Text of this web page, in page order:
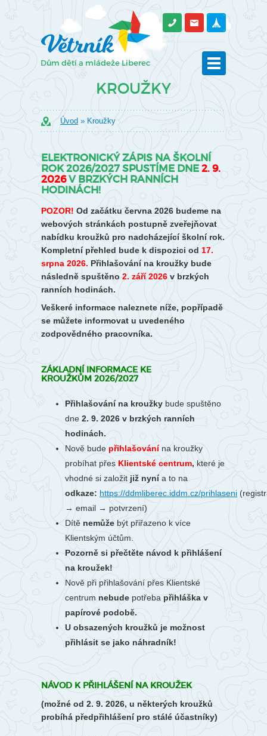
KROUŽKY
Úvod » Kroužky
ELEKTRONICKÝ ZÁPIS NA ŠKOLNÍ
ROK 2026/2027 SPUSTÍME DNE2. 9.
2026V BRZKÝCH RANNÍCH
HODINÁCH!
POZOR! Od začátku června 2026 budeme na
webových stránkách postupně zveřejňovat
nabídku kroužků pro nadcházející školní rok.
Kompletní přehled bude k dispozici od 17.
srpna 2026. Přihlašování na kroužky bude
následně spuštěno2. září 2026 v brzkých
ranních hodinách.
Veškeré informace naleznete níže, popřípadě
se můžete informovat u uvedeného
zodpovědného pracovníka.
ZÁKLADNÍ INFORMACE KE
KROUŽKŮM 2026/2027
Přihlašování na kroužky bude spuštěno
dne 2. 9. 2026 v brzkých ranních
hodinách.
Nově bude přihlašovánína kroužky
probíhat přes Klientské centrum, které je
vhodné si založit již nynía to na
odkaze: https://ddmliberec.iddm.cz/prihlaseni
→ email → potvrzení)
Dítě nemůže být přiřazeno k více
Klientským účtům.
Pozorně si přečtěte návod k přihlášení
na kroužek!
Nově při přihlašování přes Klientské
centrum nebude potřeba přihláška v
papírové podobě.
U obsazených kroužků je možnost
přihlásit se jako náhradník!
NÁVOD K PŘIHLÁŠENÍ NA KROUŽEK
(možné od 2. 9. 2026, u některých kroužků
probíhá předpřihlášení pro stálé účastníky)